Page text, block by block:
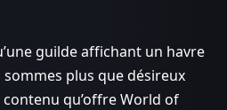
guilde affichant un havre
plus que désireux
qu’offre World of